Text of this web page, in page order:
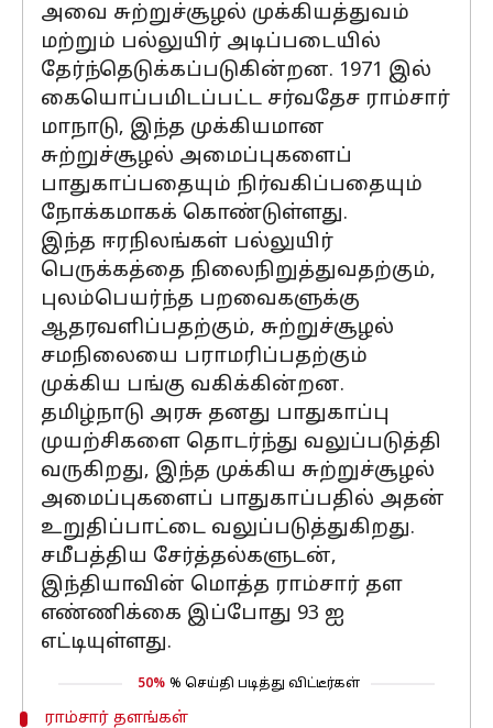
அவை சுற்றுச்சூழல் முக்கியத்துவம்
மற்றும் பல்லுயிர் அடிப்படையில்
தேர்ந்தெடுக்கப்படுகின்றன. 1971 இல்
கையொப்பமிடப்பட்ட சர்வதேச ராம்சார்
மாநாடு, இந்த முக்கியமான
சுற்றுச்சூழல் அமைப்புகளைப்
பாதுகாப்பதையும் நிர்வகிப்பதையும்
நோக்கமாகக் கொண்டுள்ளது.
இந்த ஈரநிலங்கள் பல்லுயிர்
பெருக்கத்தை நிலைநிறுத்துவதற்கும்,
புலம்பெயர்ந்த பறவைகளுக்கு
ஆதரவளிப்பதற்கும், சுற்றுச்சூழல்
சமநிலையை பராமரிப்பதற்கும்
முக்கிய பங்கு வகிக்கின்றன.
தமிழ்நாடு அரசு தனது பாதுகாப்பு
முயற்சிகளை தொடர்ந்து வலுப்படுத்தி
வருகிறது, இந்த முக்கிய சுற்றுச்சூழல்
அமைப்புகளைப் பாதுகாப்பதில் அதன்
உறுதிப்பாட்டை வலுப்படுத்துகிறது.
சமீபத்திய சேர்த்தல்களுடன்,
இந்தியாவின் மொத்த ராம்சார் தள
எண்ணிக்கை இப்போது 93 ஐ
எட்டியுள்ளது.
50% % செய்தி படித்து விட்டீர்கள்
ராம்சார் தளங்கள்